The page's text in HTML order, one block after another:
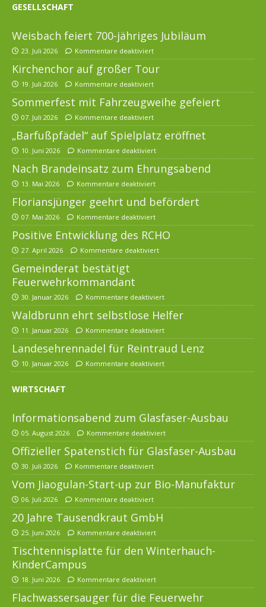
GESELLSCHAFT
Weisbach feiert 700-jähriges Jubiläum
23. Juli 2026 Kommentare deaktiviert
Kirchenchor auf großer Tour
19. Juli 2026 Kommentare deaktiviert
Sommerfest mit Fahrzeugweihe gefeiert
07. Juli 2026 Kommentare deaktiviert
„Barfußpfädel“ auf Spielplatz eröffnet
10. Juni 2026 Kommentare deaktiviert
Nach Brandeinsatz zum Ehrungsabend
13. Mai 2026 Kommentare deaktiviert
Floriansjünger geehrt und befördert
07. Mai 2026 Kommentare deaktiviert
Positive Entwicklung des RCHO
27. April 2026 Kommentare deaktiviert
Gemeinderat bestätigt
Feuerwehrkommandant
30. Januar 2026 Kommentare deaktiviert
Waldbrunn ehrt selbstlose Helfer
11. Januar 2026 Kommentare deaktiviert
Landesehrennadel für Reintraud Lenz
10. Januar 2026 Kommentare deaktiviert
WIRTSCHAFT
Informationsabend zum Glasfaser-Ausbau
05. August 2026 Kommentare deaktiviert
Offizieller Spatenstich für Glasfaser-Ausbau
30. Juli 2026 Kommentare deaktiviert
Vom Jiaogulan-Start-up zur Bio-Manufaktur
06. Juli 2026 Kommentare deaktiviert
20 Jahre Tausendkraut GmbH
25. Juni 2026 Kommentare deaktiviert
Tischtennisplatte für den Winterhauch-
KinderCampus
18. Juni 2026 Kommentare deaktiviert
Flachwassersauger für die Feuerwehr